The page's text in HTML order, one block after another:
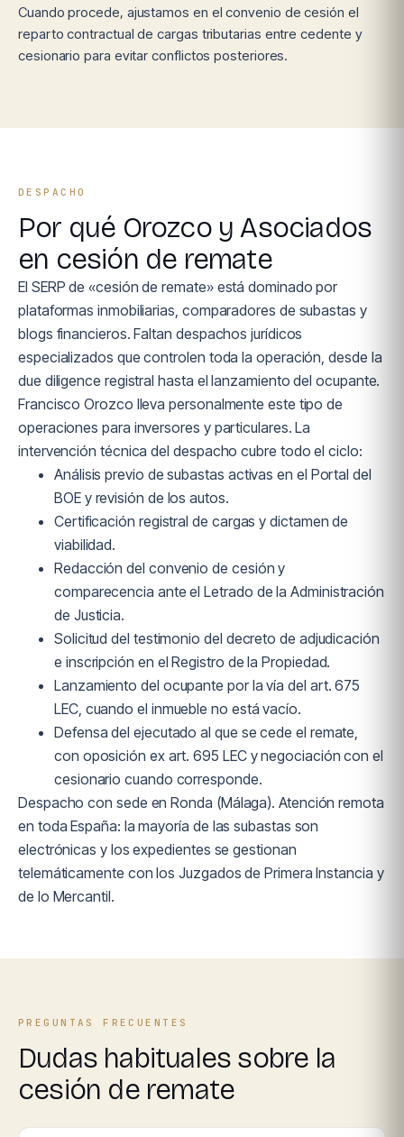
Cuando procede, ajustamos en el convenio de cesión el
reparto contractual de cargas tributarias entre cedente y
cesionario para evitar conflictos posteriores.
DESPACHO
Por qué Orozco y Asociados
en cesión de remate
El SERP de «cesión de remate» está dominado por
plataformas inmobiliarias, comparadores de subastas y
blogs financieros. Faltan despachos jurídicos
especializados que controlen toda la operación, desde la
due diligence registral hasta el lanzamiento del ocupante.
Francisco Orozco lleva personalmente este tipo de
operaciones para inversores y particulares. La
intervención técnica del despacho cubre todo el ciclo:
Análisis previo de subastas activas en el Portal del
BOE y revisión de los autos.
Certificación registral de cargas y dictamen de
viabilidad.
Redacción del convenio de cesión y
comparecencia ante el Letrado de la Administración
de Justicia.
Solicitud del testimonio del decreto de adjudicación
e inscripción en el Registro de la Propiedad.
Lanzamiento del ocupante por la vía del art. 675
LEC, cuando el inmueble no está vacío.
Defensa del ejecutado al que se cede el remate,
con oposición ex art. 695 LEC y negociación con el
cesionario cuando corresponde.
Despacho con sede en Ronda (Málaga). Atención remota
en toda España: la mayoría de las subastas son
electrónicas y los expedientes se gestionan
telemáticamente con los Juzgados de Primera Instancia y
de lo Mercantil.
PREGUNTAS FRECUENTES
Dudas habituales sobre la
cesión de remate